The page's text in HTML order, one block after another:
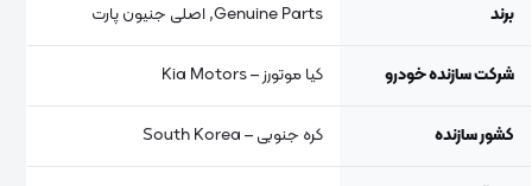
برند Genuine Parts, اصلی جنیون پارت
شرکت سازنده خودرو کیا موتورز – Kia Motors
کشور سازنده کره جنوبی – South Korea